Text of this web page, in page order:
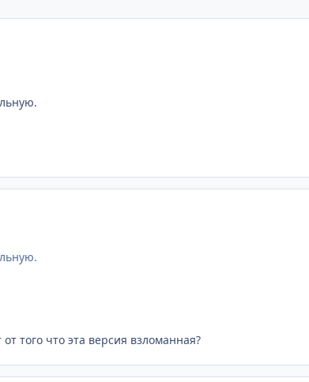
того что эта версия взломанная?